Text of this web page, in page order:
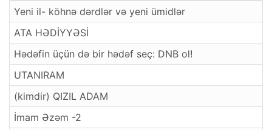
Yeni il- köhnə dərdlər və yeni ümidlər
ATA HƏDİYYƏSİ
Hədəfin üçün də bir hədəf seç: DNB ol!
UTANIRAM
(kimdir) QIZIL ADAM
İmam Əzəm -2